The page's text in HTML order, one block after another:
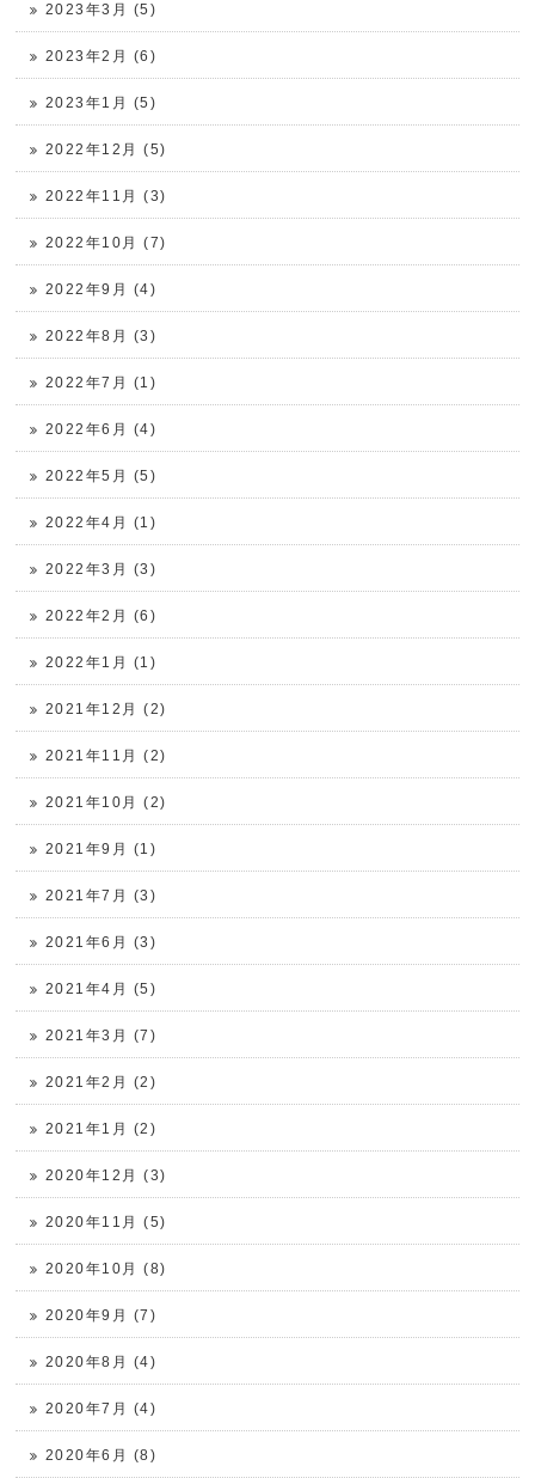
2023年3月 (5)
2023年2月 (6)
2023年1月 (5)
2022年12月 (5)
2022年11月 (3)
2022年10月 (7)
2022年9月 (4)
2022年8月 (3)
2022年7月 (1)
2022年6月 (4)
2022年5月 (5)
2022年4月 (1)
2022年3月 (3)
2022年2月 (6)
2022年1月 (1)
2021年12月 (2)
2021年11月 (2)
2021年10月 (2)
2021年9月 (1)
2021年7月 (3)
2021年6月 (3)
2021年4月 (5)
2021年3月 (7)
2021年2月 (2)
2021年1月 (2)
2020年12月 (3)
2020年11月 (5)
2020年10月 (8)
2020年9月 (7)
2020年8月 (4)
2020年7月 (4)
2020年6月 (8)